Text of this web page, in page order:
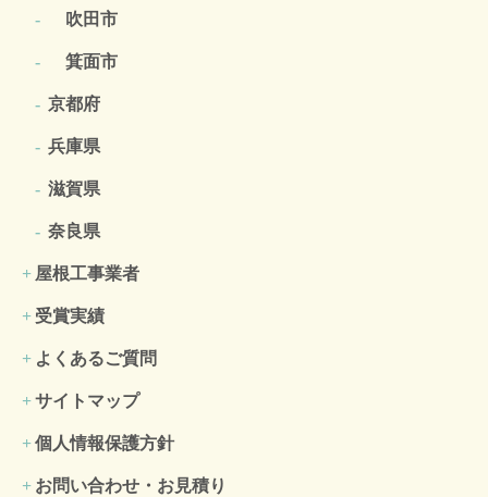
吹田市
箕面市
京都府
兵庫県
滋賀県
奈良県
屋根工事業者
受賞実績
よくあるご質問
サイトマップ
個人情報保護方針
お問い合わせ・お見積り